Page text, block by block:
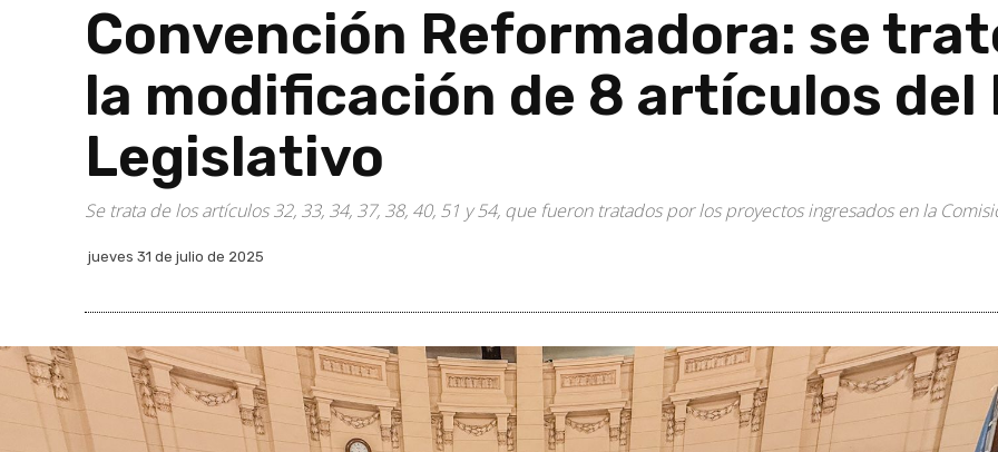
Convención Reformadora: se
la modificación de 8 artículos del
Legislativo
Se trata de los artículos 32, 33, 34, 37, 38, 40, 51 y 54, que fueron tratados por los proyectos ingresados en la
jueves 31 de julio de 2025